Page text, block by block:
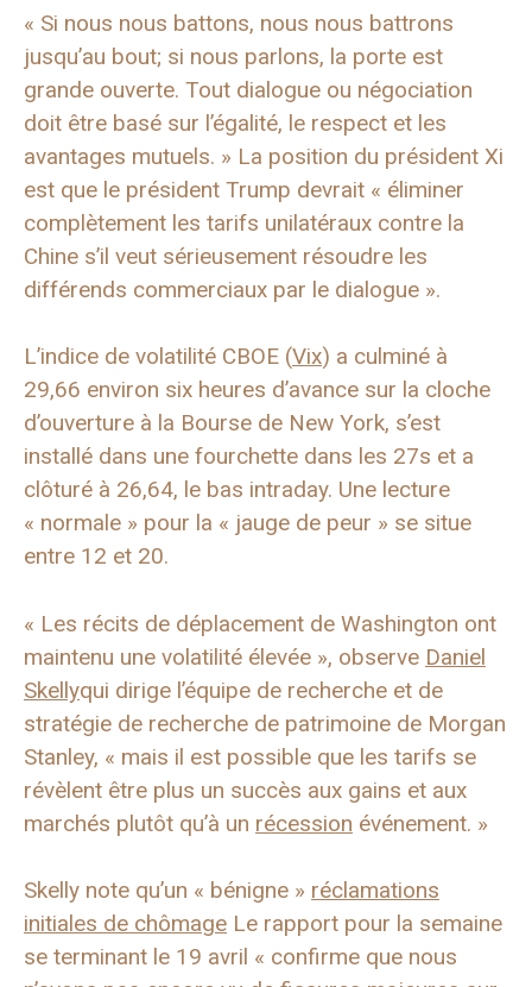
« Si nous nous battons, nous nous battrons
jusqu’au bout; si nous parlons, la porte est
grande ouverte. Tout dialogue ou négociation
doit être basé sur l’égalité, le respect et les
avantages mutuels. » La position du président Xi
est que le président Trump devrait « éliminer
complètement les tarifs unilatéraux contre la
Chine s’il veut sérieusement résoudre les
différends commerciaux par le dialogue ».
L’indice de volatilité CBOE (Vix) a culminé à
29,66 environ six heures d’avance sur la cloche
d’ouverture à la Bourse de New York, s’est
installé dans une fourchette dans les 27s et a
clôturé à 26,64, le bas intraday. Une lecture
« normale » pour la « jauge de peur » se situe
entre 12 et 20.
« Les récits de déplacement de Washington ont
maintenu une volatilité élevée », observe Daniel
Skellyqui dirige l’équipe de recherche et de
stratégie de recherche de patrimoine de Morgan
Stanley, « mais il est possible que les tarifs se
révèlent être plus un succès aux gains et aux
marchés plutôt qu’à un récession événement. »
Skelly note qu’un « bénigne » réclamations
initiales de chômage Le rapport pour la semaine
se terminant le 19 avril « confirme que nous